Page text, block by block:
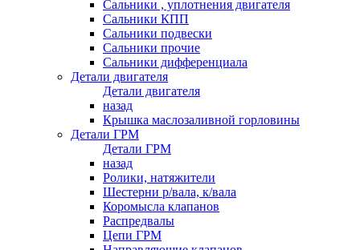
Сальники , уплотнения двигателя
Сальники КПП
Сальники подвески
Сальники прочие
Сальники дифференциала
Детали двигателя
Детали двигателя
назад
Крышка маслозаливной горловины
Детали ГРМ
Детали ГРМ
назад
Ролики, натяжители
Шестерни р/вала, к/вала
Коромысла клапанов
Распредвалы
Цепи ГРМ